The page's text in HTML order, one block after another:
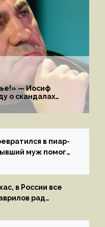
— Иосиф
о скандалах
в пиар-
муж помог
в России все
рад